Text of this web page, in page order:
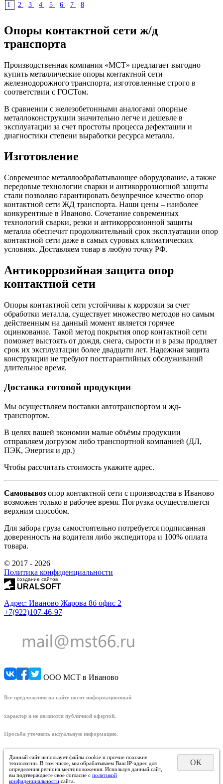
1 2 3 4 5 6 7 8
Опоры контактной сети ж/д
транспорта
Производственная компания «МСТ» предлагает выгодно
купить металлические опоры контактной сети
железнодорожного транспорта, изготовленные строго в
соответствии с ГОСТом.
В сравнении с железобетонными аналогами опорные
металлоконструкции значительно легче и дешевле в
эксплуатации за счет простоты процесса дефектации и
диагностики степени выработки ресурса металла.
Изготовление
Современное металлообрабатывающее оборудование, а также
передовые технологии сварки и антикоррозионной защиты
стали позволяю гарантировать безупречное качество опор
контактной сети ЖД транспорта. Наши цены – наиболее
конкурентные в Иваново. Сочетание современных
технологий сварки, резки и антикоррозионной защиты
металла обеспечит продолжительный срок эксплуатации опор
контактной сети даже в самых суровых климатических
условиях. Доставляем товар в любую точку РФ.
Антикоррозийная защита опор
контактной сети
Опоры контактной сети устойчивы к коррозии за счет
обработки металла, существует множество методов но самым
действенным на данный момент является горячее
оцинкование. Такой метод покрытия опор контактной сети
поможет выстоять от дождя, снега, сырости и в разы продляет
срок их эксплуатации более двадцати лет. Надежная защита
конструкции не требуют постгарантийных обслуживаний
длительное время.
Доставка готовой продукции
Мы осуществляем поставки автотранспортом и жд-
транспортом.
В целях вашей экономии малые объёмы продукции
отправляем догрузом либо транспортной компанией (ДЛ,
ПЭК, Энергия и др.)
Чтобы рассчитать стоимость укажите адрес.
Самовывоз опор контактной сети с производства в Иваново
возможен только в рабочее время. Погрузка осуществляется
верхним способом.
Для забора груза самостоятельно потребуется подписанная
доверенность на водителя либо экспедитора и 100% оплата
товара.
© 2017 - 2026
Политика конфиденциальности
создание сайтов
URALSOFT
Адрес: Иваново Жарова 8б офис 2
+7(922)107-46-97
ООО МСТ в Иваново
Все предложения на сайте носят информационный
характер и не являются публичной офертой.
Просьба уточнять актуальную информацию.
Данный сайт использует файлы cookie и прочие похожие
технологии. В том числе, мы обрабатываем Ваш IP-адрес для
определения региона местоположения. Используя данный сайт,
вы подтверждаете свое согласие с политикой
конфиденциальности сайта.
ОК